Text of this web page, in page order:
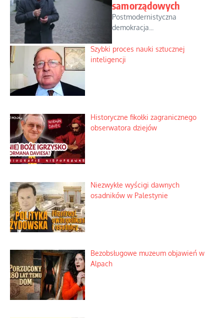
samorządowych
Postmodernistyczna
demokracja...